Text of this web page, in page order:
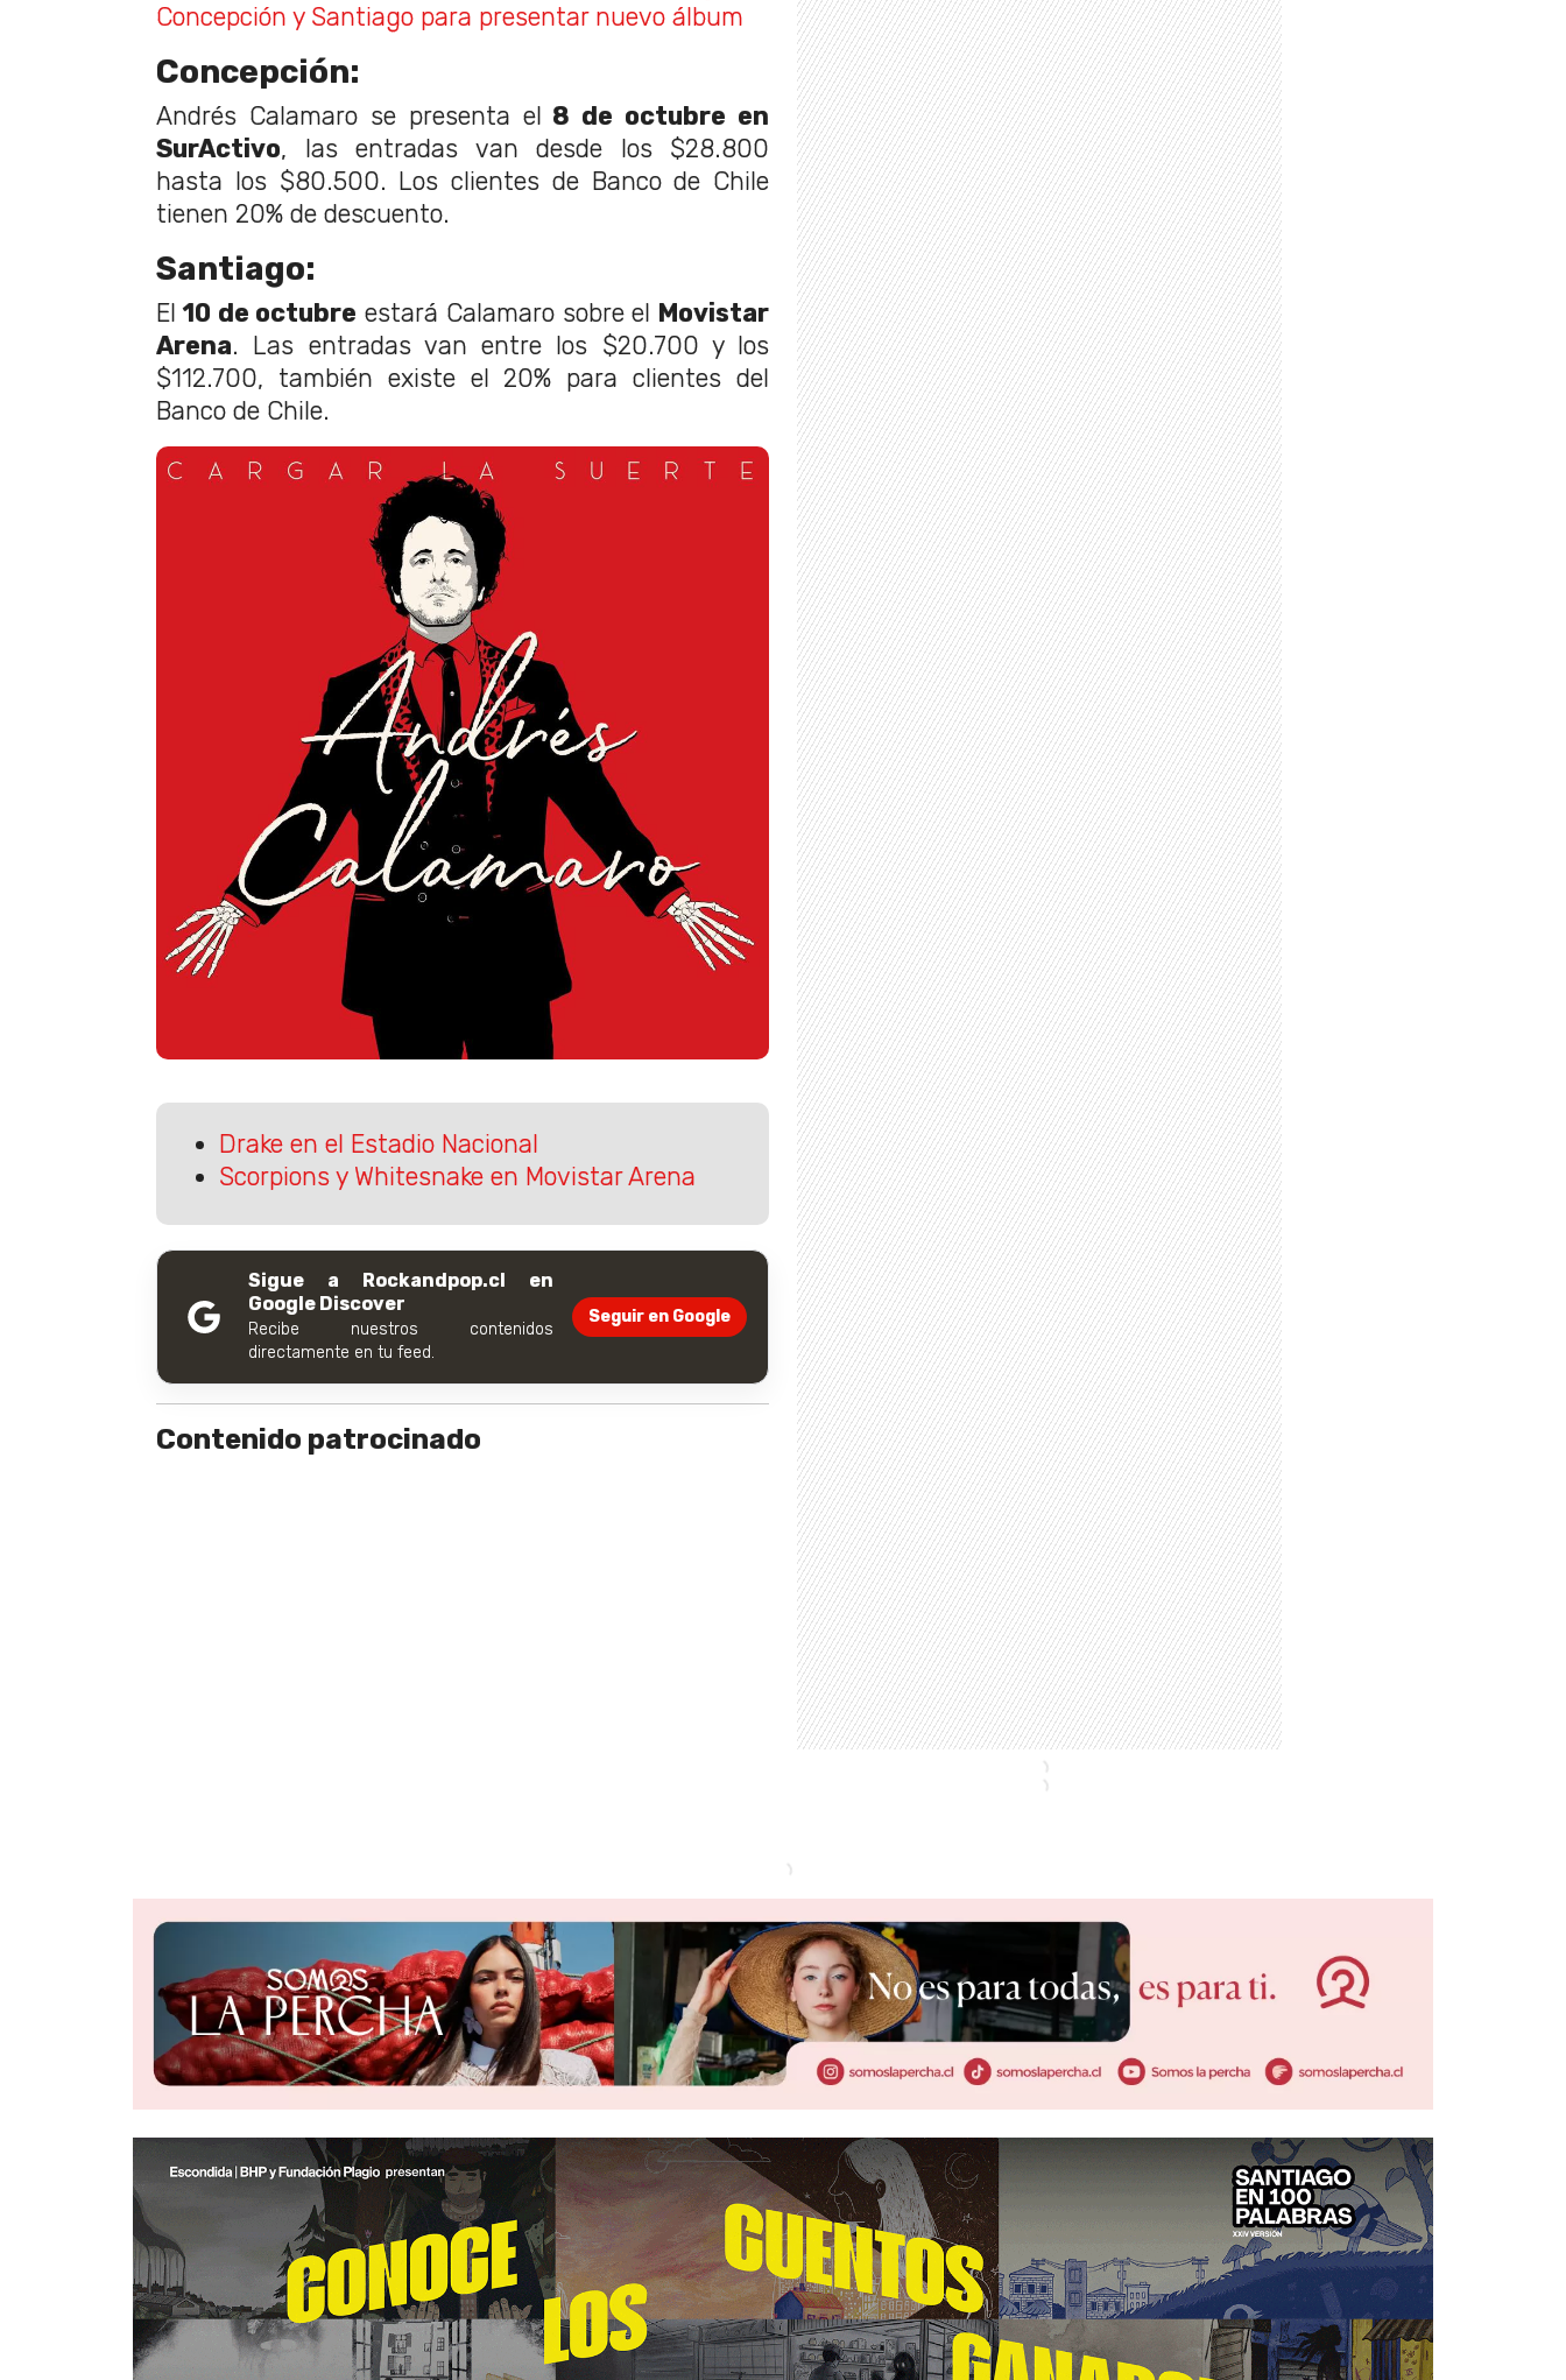
Concepción y Santiago para presentar nuevo álbum
Concepción:
Andrés Calamaro se presenta el 8 de octubre en
SurActivo, las entradas van desde los $28.800
hasta los $80.500. Los clientes de Banco de Chile
tienen 20% de descuento.
Santiago:
El 10 de octubre estará Calamaro sobre el Movistar
Arena. Las entradas van entre los $20.700 y los
$112.700, también existe el 20% para clientes del
Banco de Chile.
Drake en el Estadio Nacional
Scorpions y Whitesnake en Movistar Arena
Sigue a Rockandpop.cl en
Google Discover
Recibe nuestros contenidos
directamente en tu feed.
Seguir en Google
Contenido patrocinado